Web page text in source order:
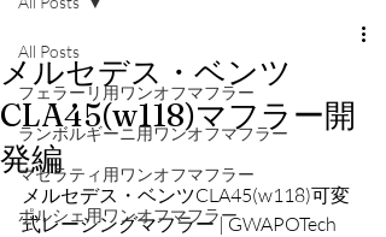
All Posts
フェラーリ用ワンオフマフラー
ランボルギーニ用ワンオフマフラー
マセラティ用ワンオフマフラー
ポルシェ用ワンオフマフラー
メルセデス・ベンツ
CLA45(w118)マフラー開
発編
メルセデス・ベンツCLA45(w118)可変
式レーシングマフラー | GWAPOTech